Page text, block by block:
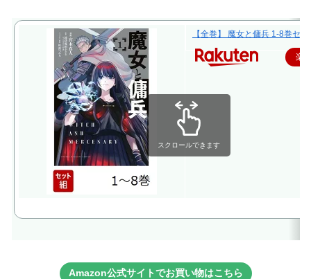
【全巻】 魔女と傭兵 1-8巻セ
楽
スクロールできます
Amazon公式サイトでお買い物はこちら